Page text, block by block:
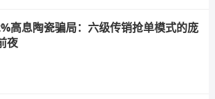
高息陶瓷骗局：六级传销抢单模式的庞
夜